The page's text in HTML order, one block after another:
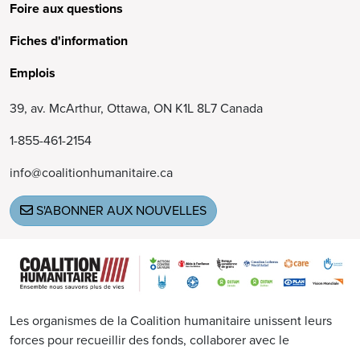
Foire aux questions
Fiches d'information
Emplois
39, av. McArthur, Ottawa, ON K1L 8L7 Canada
1-855-461-2154
info@coalitionhumanitaire.ca
S'ABONNER AUX NOUVELLES
Image
Les organismes de la Coalition humanitaire unissent leurs
forces pour recueillir des fonds, collaborer avec le